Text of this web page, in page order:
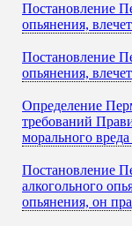
Постановление
опьянения,
Постановление
опьянения,
Определение
требований
морального
Постановление
алкогольного
опьянения, он